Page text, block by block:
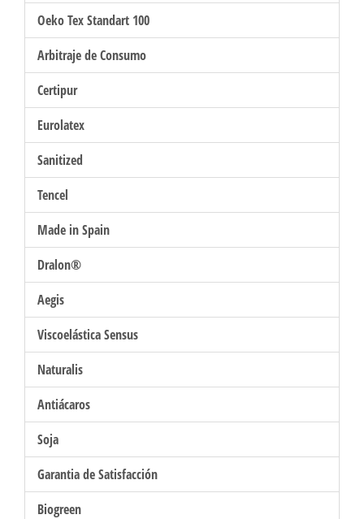
Oeko Tex Standart 100
Arbitraje de Consumo
Certipur
Eurolatex
Sanitized
Tencel
Made in Spain
Dralon®
Aegis
Viscoelástica Sensus
Naturalis
Antiácaros
Soja
Garantia de Satisfacción
Biogreen